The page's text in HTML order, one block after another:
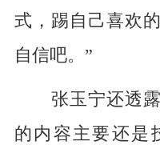
式，踢自己喜欢
自信吧。”
张玉宁还透露
的内容主要还是